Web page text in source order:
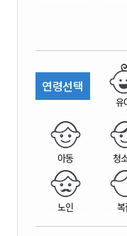
연령선택
유
아동 청
노인